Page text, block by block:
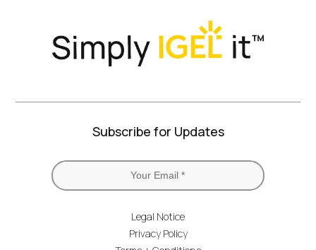
Subscribe for Updates
Legal Notice
Privacy Policy